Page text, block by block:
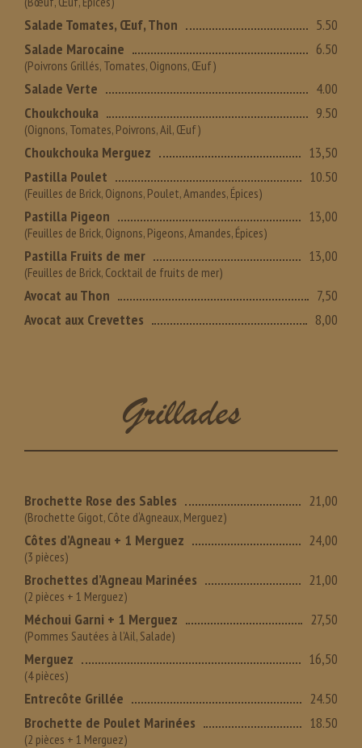
Salade Tomates, Œuf, Thon
5.50
Salade Marocaine
6.50
(Poivrons Grillés, Tomates, Oignons, Œuf)
Salade Verte
4.00
Choukchouka
9.50
(Oignons, Tomates, Poivrons, Ail, Œuf)
Choukchouka Merguez
13,50
Pastilla Poulet
10.50
(Feuilles de Brick, Oignons, Poulet, Amandes, Épices)
Pastilla Pigeon 13,00
(Feuilles de Brick, Oignons, Pigeons, Amandes, Épices)
Pastilla Fruits de mer 13,00
(Feuilles de Brick, Cocktail de fruits de mer)
Avocat au Thon
7,50
Avocat aux Crevettes
8,00
Grillades
Brochette Rose des Sables 21,00
(Brochette Gigot, Côte d‘Agneaux, Merguez)
Côtes d’Agneau + 1 Merguez 24,00
(3 pièces)
Brochettes d’Agneau Marinées 21,00
(2 pièces + 1 Merguez)
Méchoui Garni + 1 Merguez 27,50
(Pommes Sautées à l’Ail, Salade)
Merguez 16,50
(4 pièces)
Entrecôte Grillée
24.50
Brochette de Poulet Marinées
18.50
(2 pièces + 1 Merguez)